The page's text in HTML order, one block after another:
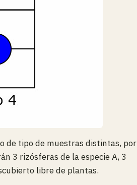
de tipo de muestras distintas, por
3 rizósferas de la especie A, 3
libre de plantas.